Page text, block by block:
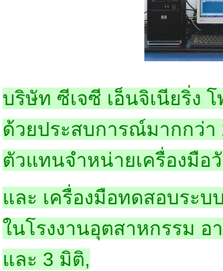
บริษัท ซีเจซี เอ็นจิเนียริ่ง
ด้วยประสบการณ์มากกว่า
ตัวแทนจำหน่ายเครื่องมือ
และ เครื่องมือทดสอบระ
ในโรงงานอุตสาหกรรม
และ 3 มิติ,